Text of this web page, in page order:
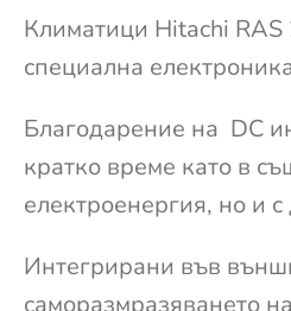
Климатици Hitachi RAS
специална
Благодарение на DC
кратко време като в
електроенергия, но и
Интегрирани във
саморазмразяването